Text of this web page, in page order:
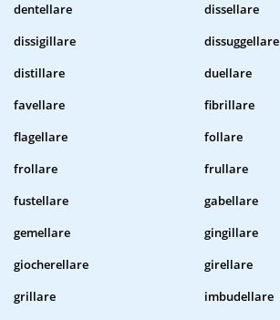
dentellare
dissellare
dissigillare
dissuggellare
distillare
duellare
favellare
fibrillare
flagellare
follare
frollare
frullare
fustellare
gabellare
gemellare
gingillare
giocherellare
girellare
grillare
imbudellare